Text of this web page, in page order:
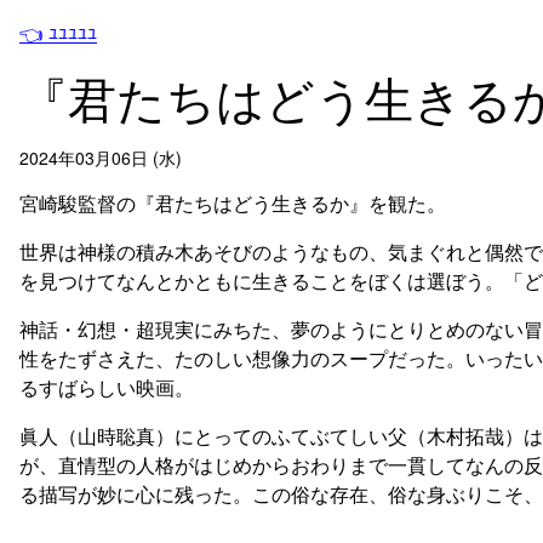
👈 ﾕﾕﾕﾕﾕ
『君たちはどう生きる
2024年03月06日 (水)
宮崎駿監督の『君たちはどう生きるか』を観た。
世界は神様の積み木あそびのようなもの、気まぐれと偶然
を見つけてなんとかともに生きることをぼくは選ぼう。「
神話・幻想・超現実にみちた、夢のようにとりとめのない
性をたずさえた、たのしい想像力のスープだった。いった
るすばらしい映画。
眞人（山時聡真）にとってのふてぶてしい父（木村拓哉）
が、直情型の人格がはじめからおわりまで一貫してなんの
る描写が妙に心に残った。この俗な存在、俗な身ぶりこそ